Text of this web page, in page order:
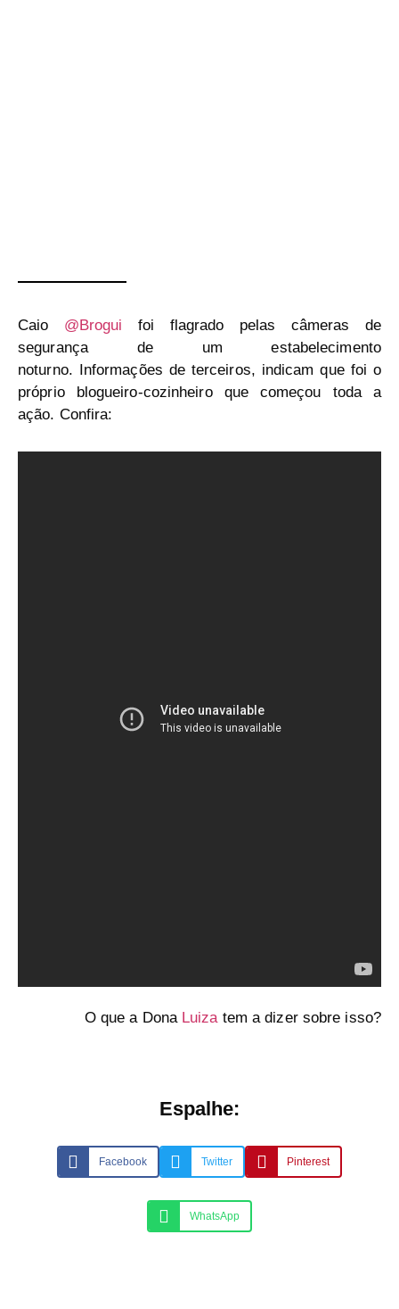
Caio @Brogui foi flagrado pelas câmeras de
segurança de um estabelecimento
noturno. Informações de terceiros, indicam que foi o
próprio blogueiro-cozinheiro que começou toda a
ação. Confira:
O que a Dona Luiza tem a dizer sobre isso?
Espalhe:
Facebook Twitter Pinterest
WhatsApp